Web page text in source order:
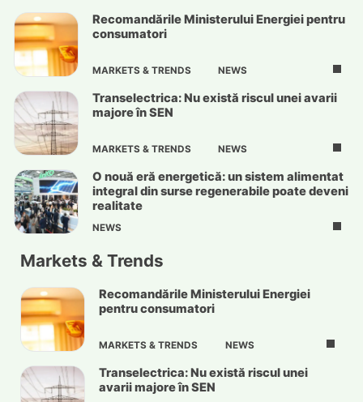
Recomandările Ministerului Energiei pentru
consumatori
MARKETS & TRENDS NEWS
Transelectrica: Nu există riscul unei avarii
majore în SEN
MARKETS & TRENDS NEWS
O nouă eră energetică: un sistem alimentat
integral din surse regenerabile poate deveni
realitate
NEWS
Markets & Trends
Recomandările Ministerului Energiei
pentru consumatori
MARKETS & TRENDS NEWS
Transelectrica: Nu există riscul unei
avarii majore în SEN